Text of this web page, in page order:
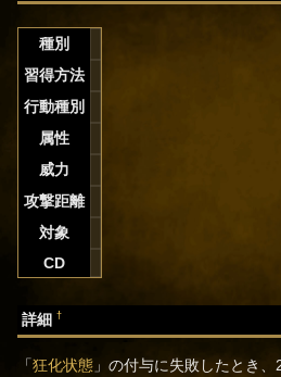
種別
習得方法
行動種別
属性
威力
攻撃距離
対象
CD
詳細†
「狂化状態 」の付与に失敗したとき